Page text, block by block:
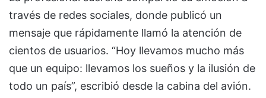
través de redes sociales, donde publicó un
mensaje que rápidamente llamó la atención de
cientos de usuarios. “Hoy llevamos mucho más
que un equipo: llevamos los sueños y la ilusión de
todo un país”, escribió desde la cabina del avión.